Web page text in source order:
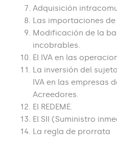
Adquisición
Las importaciones de
Modificación de la
incobrables.
El IVA en las
La inversión del
IVA en las empresas
Acreedores.
El REDEME.
El SII (Suministro
La regla de prorrata